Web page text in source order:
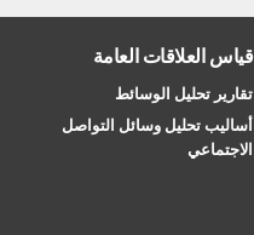
قياس العلاقات العامة
تقارير تحليل الوسائط
أساليب تحليل وسائل التواصل
الاجتماعي